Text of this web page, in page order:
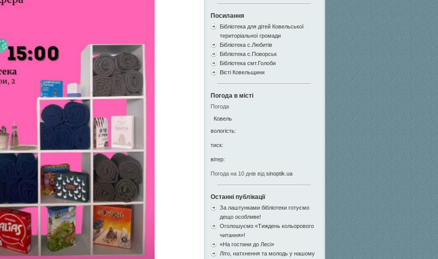
Посилання
Бібліотека для дітей Ковельської
територіальної громади
Бібліотека с.Любитів
Бібліотека с.Поворськ
Бібліотека смт.Голоби
Вісті Ковельщини
Погода в місті
Погода
Ковель
вологість:
тиск:
вітер:
Погода на 10 днів від sinoptik.ua
Останні публікації
За лаштунками бібліотеки готуємо
дещо особливе!
Оголошуємо «Тиждень кольорового
читання»!
«На гостини до Лесі»
Літо, натхнення та молодь у нашому